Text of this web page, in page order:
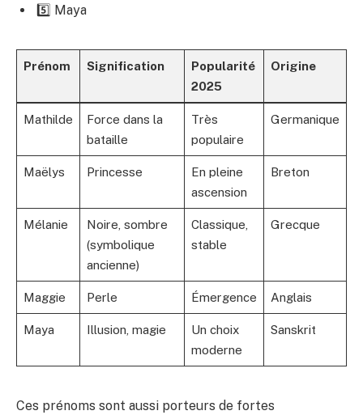
5️⃣ Maya
Prénom Signification
Popularité
2025
Origine
Mathilde
Force dans la
bataille
Très
populaire
Germanique
Maëlys Princesse
En pleine
ascension
Breton
Mélanie
Noire, sombre
(symbolique
ancienne)
Classique,
stable
Grecque
Maggie Perle Émergence Anglais
Maya Illusion, magie
Un choix
moderne
Sanskrit
Ces prénoms sont aussi porteurs de fortes